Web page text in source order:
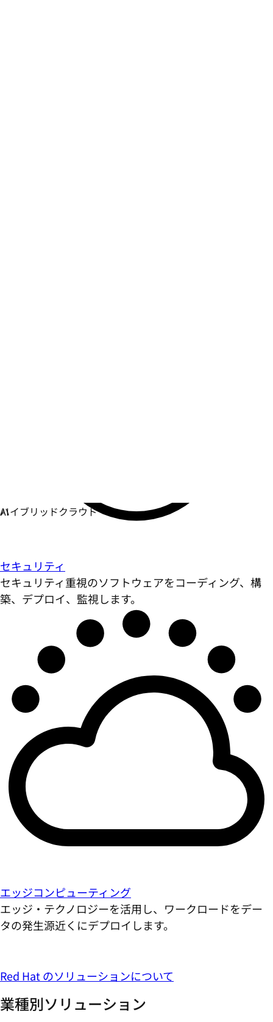
セキュリティ
セキュリティ重視のソフトウェアをコーディング、構
築、デプロイ、監視します。
エッジコンピューティング
エッジ・テクノロジーを活用し、ワークロードをデー
タの発生源近くにデプロイします。
Red Hat のソリューションについて
業種別ソリューション